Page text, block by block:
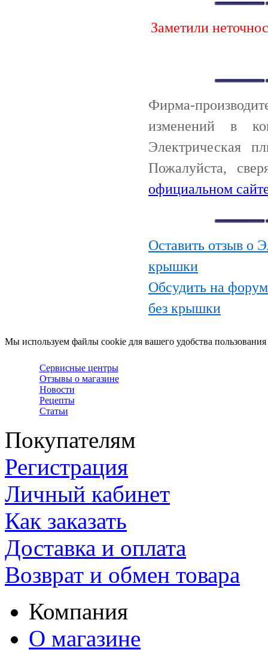
Заметили
Фирма-
изменений в
Электрическая
Пожалуйста,
официальном
Оставить отзыв о
крышки
Обсудить на
без крышки
Мы используем файлы cookie для вашего удобства
Сервисные центры
Отзывы о магазине
Новости
Рецепты
Статьи
Покупателям
Регистрация
Личный кабинет
Как заказать
Доставка и оплата
Возврат и обмен товара
Компания
О магазине